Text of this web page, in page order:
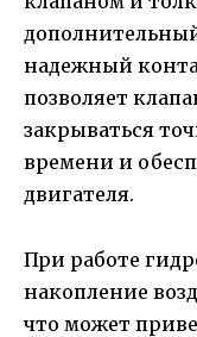
надежный
позволяет
закрываться
времени и
двигателя.
При работе
накопление
что может